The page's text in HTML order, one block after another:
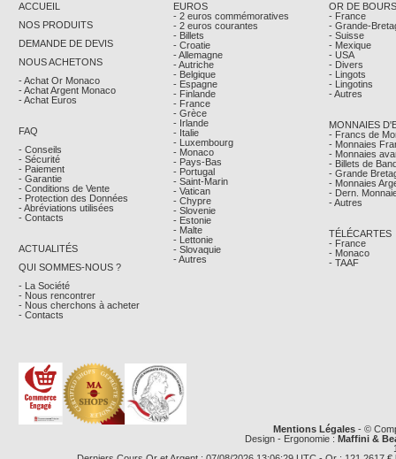
ACCUEIL
NOS PRODUITS
DEMANDE DE DEVIS
NOUS ACHETONS
- Achat Or Monaco
- Achat Argent Monaco
- Achat Euros
FAQ
- Conseils
- Sécurité
- Paiement
- Garantie
- Conditions de Vente
- Protection des Données
- Abréviations utilisées
- Contacts
ACTUALITÉS
QUI SOMMES-NOUS ?
- La Société
- Nous rencontrer
- Nous cherchons à acheter
- Contacts
EUROS
- 2 euros commémoratives
- 2 euros courantes
- Billets
- Croatie
- Allemagne
- Autriche
- Belgique
- Espagne
- Finlande
- France
- Grèce
- Irlande
- Italie
- Luxembourg
- Monaco
- Pays-Bas
- Portugal
- Saint-Marin
- Vatican
- Chypre
- Slovenie
- Estonie
- Malte
- Lettonie
- Slovaquie
- Autres
OR DE
- France
- Grande-
- Suisse
- Mexique
- USA
- Divers
- Lingots
- Lingotins
- Autres
MONNAIES
- Francs de
- Monnaies
- Monnaies
- Billets de
- Grande
- Monnaies
- Dern.
- Autres
TÉLÉCARTES
- France
- Monaco
- TAAF
Mentions Légales- ©
Design - Ergonomie : Maffini &